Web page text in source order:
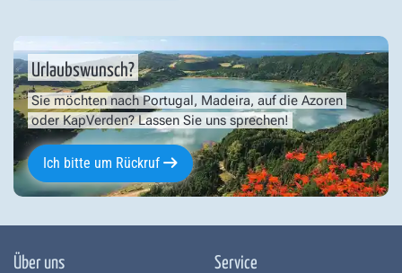
Urlaubswunsch?
Sie möchten nach Portugal, Madeira, auf die Azoren
oder KapVerden? Lassen Sie uns sprechen!
Ich bitte um Rückruf
Über uns Service